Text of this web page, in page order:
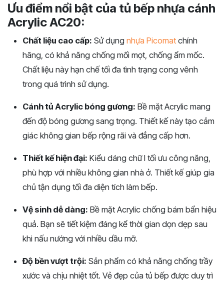
Ưu điểm nổi bật của tủ bếp nhựa cánh
Acrylic AC20:
Chất liệu cao cấp: Sử dụng nhựa Picomat chính
hãng, có khả năng chống mối mọt, chống ẩm mốc.
Chất liệu này hạn chế tối đa tình trạng cong vênh
trong quá trình sử dụng.
Cánh tủ Acrylic bóng gương: Bề mặt Acrylic mang
đến độ bóng gương sang trọng. Thiết kế này tạo cảm
giác không gian bếp rộng rãi và đẳng cấp hơn.
Thiết kế hiện đại: Kiểu dáng chữ I tối ưu công năng,
phù hợp với nhiều không gian nhà ở. Thiết kế giúp gia
chủ tận dụng tối đa diện tích làm bếp.
Vệ sinh dễ dàng: Bề mặt Acrylic chống bám bẩn hiệu
quả. Bạn sẽ tiết kiệm đáng kể thời gian dọn dẹp sau
khi nấu nướng với nhiều dầu mỡ.
Độ bền vượt trội: Sản phẩm có khả năng chống trầy
xước và chịu nhiệt tốt. Vẻ đẹp của tủ bếp được duy trì